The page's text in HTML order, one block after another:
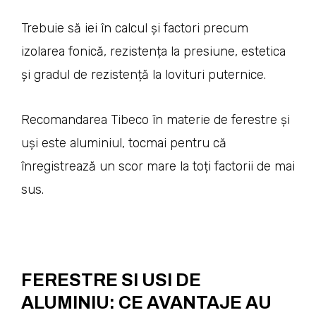
Trebuie să iei în calcul și factori precum
izolarea fonică, rezistența la presiune, estetica
și gradul de rezistență la lovituri puternice.
Recomandarea Tibeco în materie de ferestre și
uși este aluminiul, tocmai pentru că
înregistrează un scor mare la toți factorii de mai
sus.
FERESTRE SI USI DE
ALUMINIU: CE AVANTAJE AU